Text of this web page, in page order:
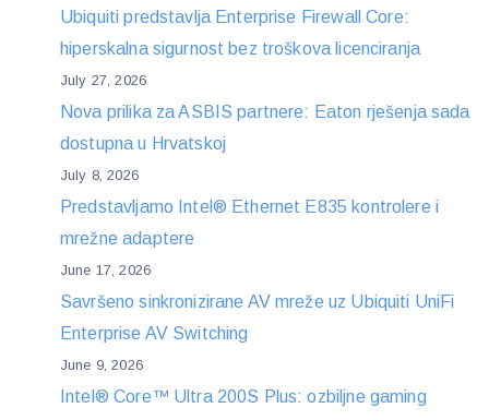
Ubiquiti predstavlja Enterprise Firewall Core:
hiperskalna sigurnost bez troškova licenciranja
July 27, 2026
Nova prilika za ASBIS partnere: Eaton rješenja sada
dostupna u Hrvatskoj
July 8, 2026
Predstavljamo Intel® Ethernet E835 kontrolere i
mrežne adaptere
June 17, 2026
Savršeno sinkronizirane AV mreže uz Ubiquiti UniFi
Enterprise AV Switching
June 9, 2026
Intel® Core™ Ultra 200S Plus: ozbiljne gaming